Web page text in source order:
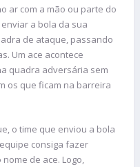
ar com a mão ou parte do
a bola da sua
de ataque, passando
Um ace acontece
quadra adversária sem
os que ficam na barreira
o time que enviou a bola
consiga fazer
de ace. Logo,